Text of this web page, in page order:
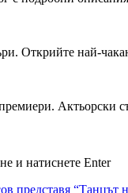
Открийте най-
Актьорски
и натиснете Enter
представя “Танцът